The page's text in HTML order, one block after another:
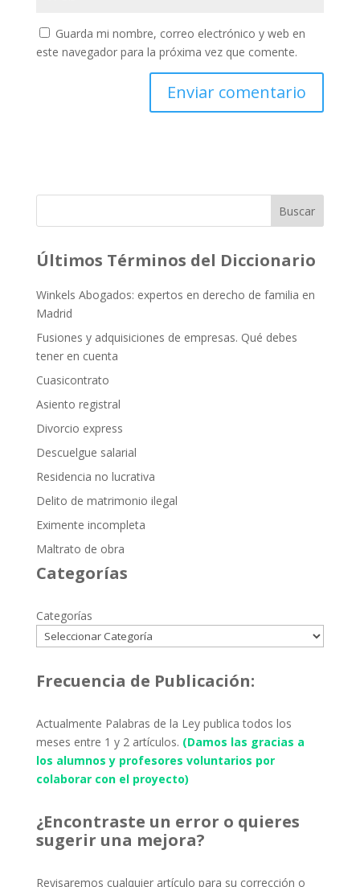
Guarda mi nombre, correo electrónico y web en
este navegador para la próxima vez que comente.
Buscar
Últimos Términos del Diccionario
Winkels Abogados: expertos en derecho de familia en
Madrid
Fusiones y adquisiciones de empresas. Qué debes
tener en cuenta
Cuasicontrato
Asiento registral
Divorcio express
Descuelgue salarial
Residencia no lucrativa
Delito de matrimonio ilegal
Eximente incompleta
Maltrato de obra
Categorías
Categorías
Frecuencia de Publicación:
Actualmente Palabras de la Ley publica todos los
meses entre 1 y 2 artículos. (Damos las gracias a
los alumnos y profesores voluntarios por
colaborar con el proyecto)
¿Encontraste un error o quieres
sugerir una mejora?
Revisaremos cualquier artículo para su corrección o